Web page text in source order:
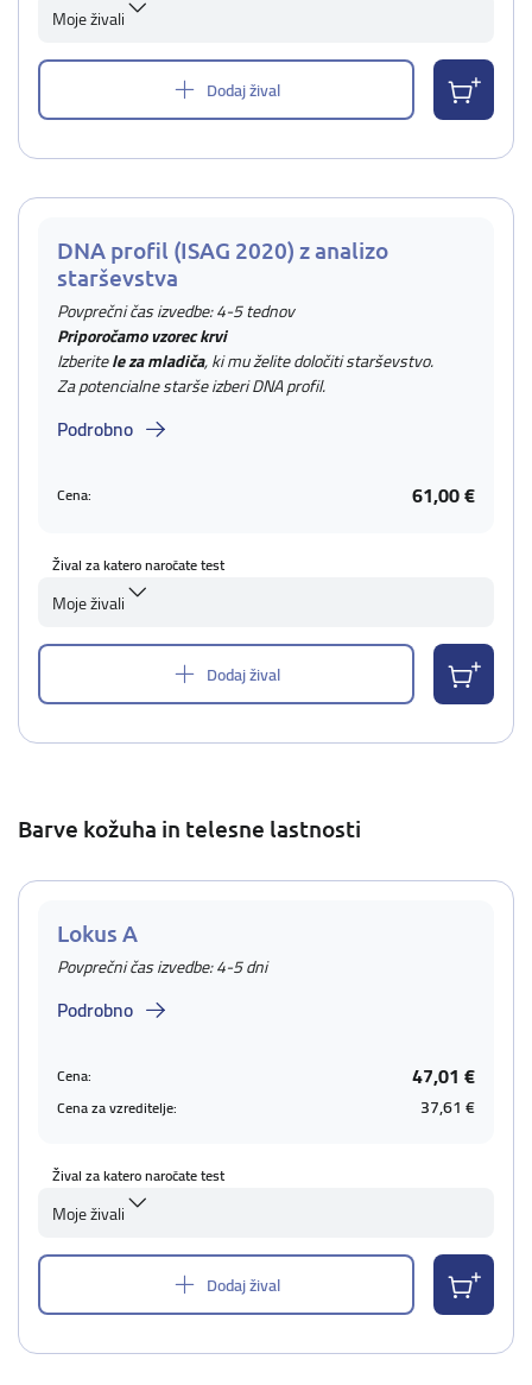
Moje živali
Dodaj žival
DNA profil (ISAG 2020) z analizo
starševstva
Povprečni čas izvedbe: 4-5 tednov
Priporočamo vzorec krvi
Izberitele za mladiča, ki mu želite določiti starševstvo.
Za potencialne starše izberi DNA profil.
Podrobno
Cena: 61,00 €
Žival za katero naročate test
Moje živali
Dodaj žival
Barve kožuha in telesne lastnosti
Lokus A
Povprečni čas izvedbe: 4-5 dni
Podrobno
Cena: 47,01 €
Cena za vzreditelje: 37,61 €
Žival za katero naročate test
Moje živali
Dodaj žival